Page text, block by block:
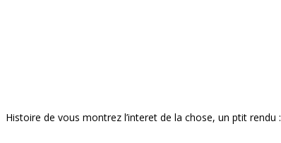
Histoire de vous montrez l’interet de la chose, un ptit rendu :